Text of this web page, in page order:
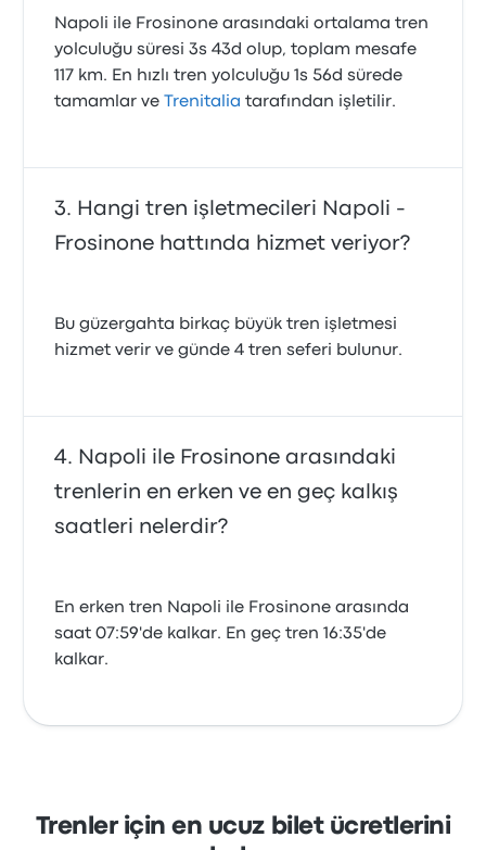
Napoli ile Frosinone arasındaki ortalama tren
yolculuğu süresi 3s 43d olup, toplam mesafe
117 km. En hızlı tren yolculuğu 1s 56d sürede
tamamlar ve
Trenitalia tarafından işletilir.
Hangi tren işletmecileri Napoli -
Frosinone hattında hizmet veriyor?
Bu güzergahta birkaç büyük tren işletmesi
hizmet verir ve günde 4 tren seferi bulunur.
Napoli ile Frosinone arasındaki
trenlerin en erken ve en geç kalkış
saatleri nelerdir?
En erken tren Napoli ile Frosinone arasında
saat 07:59'de kalkar. En geç tren 16:35'de
kalkar.
Trenler için en ucuz bilet ücretlerini